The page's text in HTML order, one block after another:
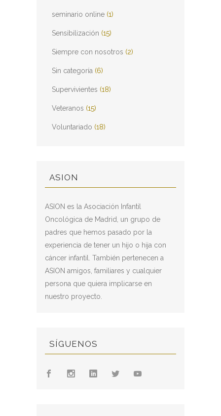
seminario online (1)
Sensibilización (15)
Siempre con nosotros (2)
Sin categoría (6)
Supervivientes (18)
Veteranos (15)
Voluntariado (18)
ASION
ASION es la Asociación Infantil
Oncológica de Madrid, un grupo de
padres que hemos pasado por la
experiencia de tener un hijo o hija con
cáncer infantil. También pertenecen a
ASION amigos, familiares y cualquier
persona que quiera implicarse en
nuestro proyecto.
SÍGUENOS